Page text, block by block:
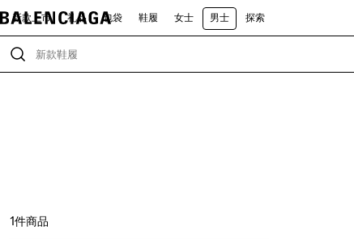
新款上市 礼品 包袋 鞋履 女士 男士 探索
1件商品